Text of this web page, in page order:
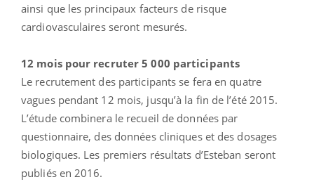
ainsi que les principaux facteurs de risque
cardiovasculaires seront mesurés.
12 mois pour recruter 5 000 participants
Le recrutement des participants se fera en quatre
vagues pendant 12 mois, jusqu’à la fin de l’été 2015.
L’étude combinera le recueil de données par
questionnaire, des données cliniques et des dosages
biologiques. Les premiers résultats d’Esteban seront
publiés en 2016.